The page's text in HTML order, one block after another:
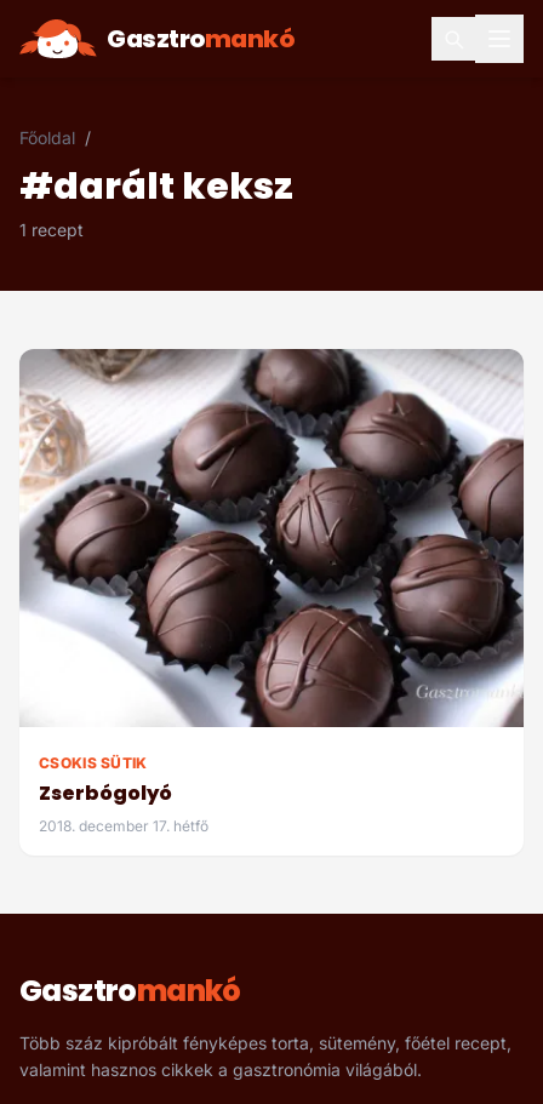
Gasztromankó
Főoldal /
#darált keksz
1 recept
CSOKIS SÜTIK
Zserbógolyó
2018. december 17. hétfő
Gasztromankó
Több száz kipróbált fényképes torta, sütemény, főétel recept,
valamint hasznos cikkek a gasztronómia világából.